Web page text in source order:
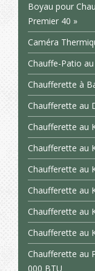
Boyau pour
Premier 40 »
Caméra
Chauffe-Patio
Chaufferette à
Chaufferette au
Chaufferette au
Chaufferette au
Chaufferette au
Chaufferette au
Chaufferette au
Chaufferette au
Chaufferette au
000 BTU